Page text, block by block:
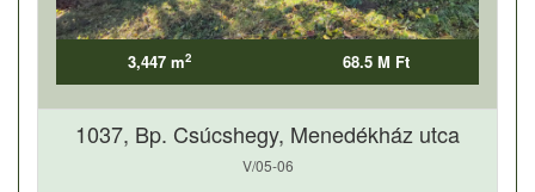
3,447 m2 68.5 M Ft
1037, Bp. Csúcshegy, Menedékház utca
V/05-06